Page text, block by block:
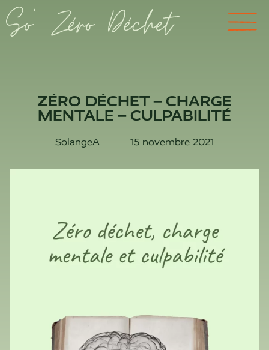
ZÉRO DÉCHET – CHARGE
MENTALE – CULPABILITÉ
SolangeA 15 novembre 2021